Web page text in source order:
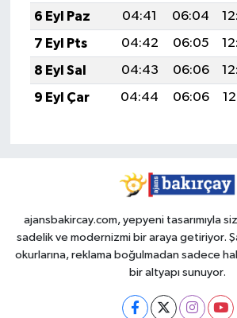
6 Eyl Paz
04:41 06:04
7 Eyl Pts
04:42 06:05
8 Eyl Sal
04:43 06:06
9 Eyl Çar
04:44 06:06
ajansbakircay.com, yepyeni tasarımıyla
sadelik ve modernizmi bir araya getiriyor.
okurlarına, reklama boğulmadan sadece
bir altyapı sunuyor.